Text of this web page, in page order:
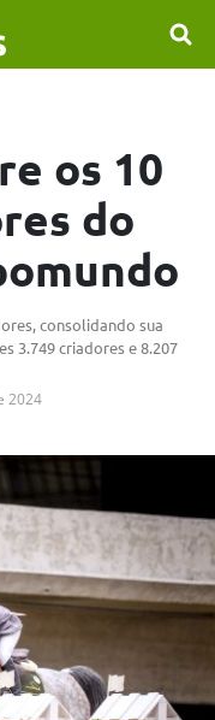
os 10
do
consolidando sua
3.749 criadores e 8.207
2024